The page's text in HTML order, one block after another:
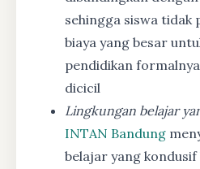
sehingga siswa tidak
biaya yang besar
pendidikan
dicicil
Lingkungan belajar
INTAN Bandung
belajar yang